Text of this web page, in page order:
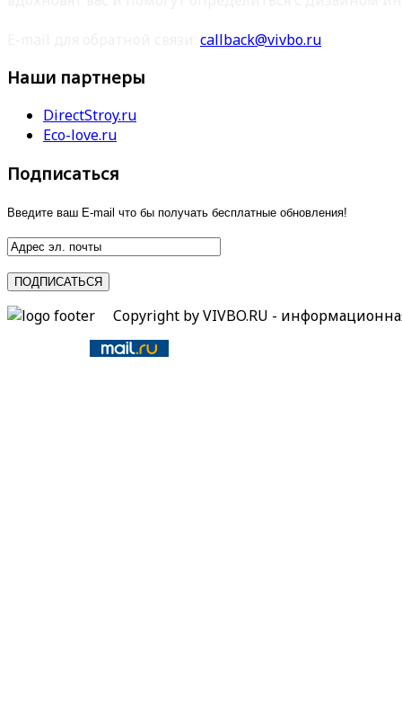
callback@vivbo.ru
Наши партнеры
DirectStroy.ru
Eco-love.ru
Подписаться
Введите ваш E-mail что бы получать бесплатные обновления!
Copyright by VIVBO.RU -